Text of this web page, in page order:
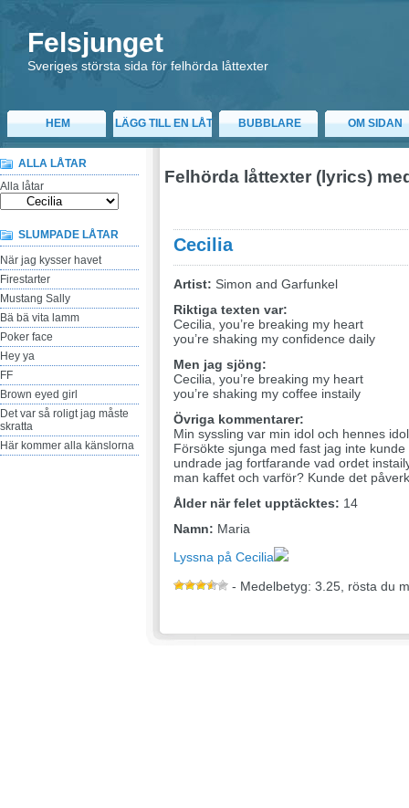
Felsjunget
Sveriges största sida för felhörda låttexter
HEM LÄGG TILL EN LÅT BUBBLARE OM SIDAN
ALLA LÅTAR
Alla låtar
SLUMPADE LÅTAR
När jag kysser havet
Firestarter
Mustang Sally
Bä bä vita lamm
Poker face
Hey ya
FF
Brown eyed girl
Det var så roligt jag måste
skratta
Här kommer alla känslorna
Felhörda låttexter (lyrics)
Cecilia
Artist: Simon and Garfunkel
Riktiga texten var:
Cecilia, you’re breaking my heart
you’re shaking my confidence daily
Men jag sjöng:
Cecilia, you’re breaking my heart
you’re shaking my coffee instaily
Övriga kommentarer:
Min syssling var min idol och hennes
Försökte sjunga med fast jag inte
undrade jag fortfarande vad ordet
man kaffet och varför? Kunde det
Ålder när felet upptäcktes: 14
Namn: Maria
Lyssna på Cecilia
- Medelbetyg: 3.25, rösta du